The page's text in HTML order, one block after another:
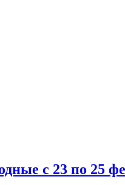
с 23 по 25